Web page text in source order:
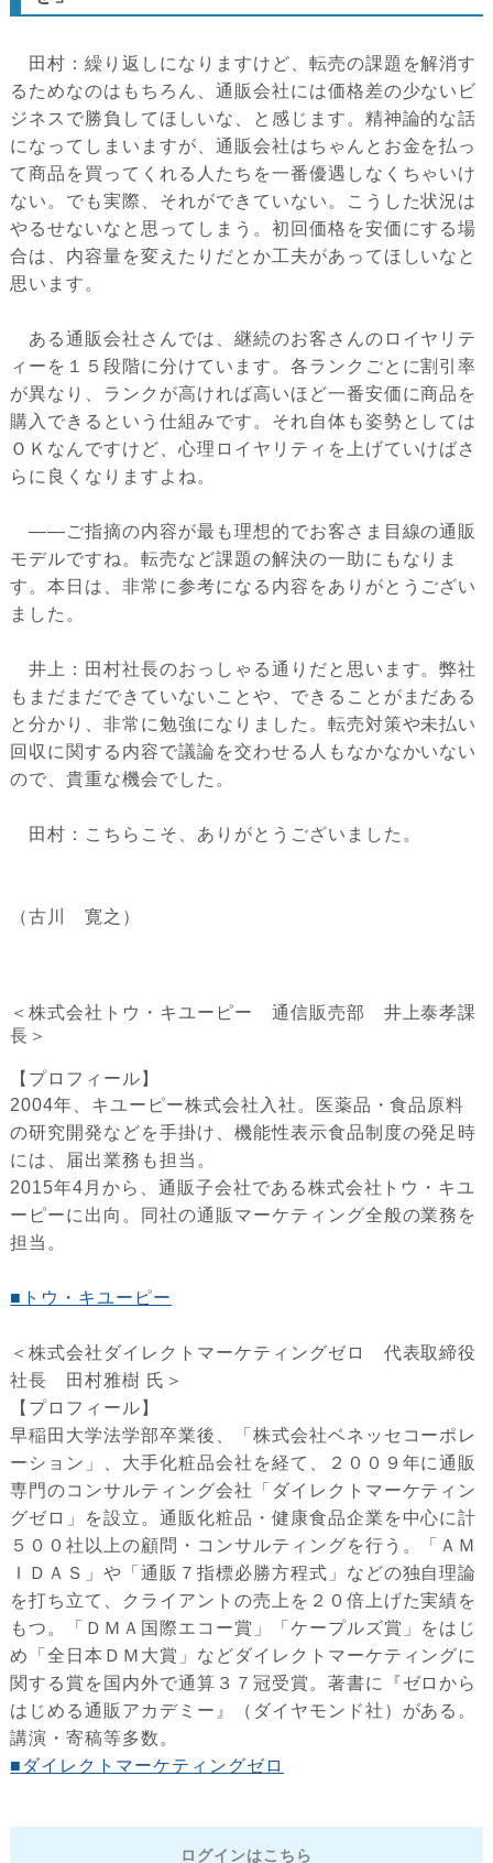
田村：繰り返しになりますけど、転売の課題を解消す
るためなのはもちろん、通販会社には価格差の少ないビ
ジネスで勝負してほしいな、と感じます。精神論的な話
になってしまいますが、通販会社はちゃんとお金を払っ
て商品を買ってくれる人たちを一番優遇しなくちゃいけ
ない。でも実際、それができていない。こうした状況は
やるせないなと思ってしまう。初回価格を安価にする場
合は、内容量を変えたりだとか工夫があってほしいなと
思います。
ある通販会社さんでは、継続のお客さんのロイヤリテ
ィーを１５段階に分けています。各ランクごとに割引率
が異なり、ランクが高ければ高いほど一番安価に商品を
購入できるという仕組みです。それ自体も姿勢としては
ＯＫなんですけど、心理ロイヤリティを上げていけばさ
らに良くなりますよね。
――ご指摘の内容が最も理想的でお客さま目線の通販
モデルですね。転売など課題の解決の一助にもなりま
す。本日は、非常に参考になる内容をありがとうござい
ました。
井上：田村社長のおっしゃる通りだと思います。弊社
もまだまだできていないことや、できることがまだある
と分かり、非常に勉強になりました。転売対策や未払い
回収に関する内容で議論を交わせる人もなかなかいない
ので、貴重な機会でした。
田村：こちらこそ、ありがとうございました。
（古川 寛之）
＜株式会社トウ・キユーピー 通信販売部 井上泰孝課
長＞
【プロフィール】
2004年、キユーピー株式会社入社。医薬品・食品原料
の研究開発などを手掛け、機能性表示食品制度の発足時
には、届出業務も担当。
2015年4月から、通販子会社である株式会社トウ・キユ
ーピーに出向。同社の通販マーケティング全般の業務を
担当。
■トウ・キユーピー
＜株式会社ダイレクトマーケティングゼロ 代表取締役
社長 田村雅樹 氏＞
【プロフィール】
早稲田大学法学部卒業後、「株式会社ベネッセコーポレ
ーション」、大手化粧品会社を経て、２００９年に通販
専門のコンサルティング会社「ダイレクトマーケティン
グゼロ」を設立。通販化粧品・健康食品企業を中心に計
５００社以上の顧問・コンサルティングを行う。「ＡＭ
ＩＤＡＳ」や「通販７指標必勝方程式」などの独自理論
を打ち立て、クライアントの売上を２０倍上げた実績を
もつ。「ＤＭＡ国際エコー賞」「ケープルズ賞」をはじ
め「全日本ＤＭ大賞」などダイレクトマーケティングに
関する賞を国内外で通算３７冠受賞。著書に『ゼロから
はじめる通販アカデミー』（ダイヤモンド社）がある。
講演・寄稿等多数。
■ダイレクトマーケティングゼロ
ログインはこちら